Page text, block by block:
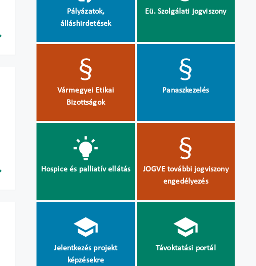
Pályázatok,
álláshirdetések
Eü. Szolgálati jogviszony
Vármegyei Etikai
Bizottságok
Panaszkezelés
Hospice és palliatív ellátás
JOGVE további jogviszony
engedélyezés
Jelentkezés projekt
képzésekre
Távoktatási portál